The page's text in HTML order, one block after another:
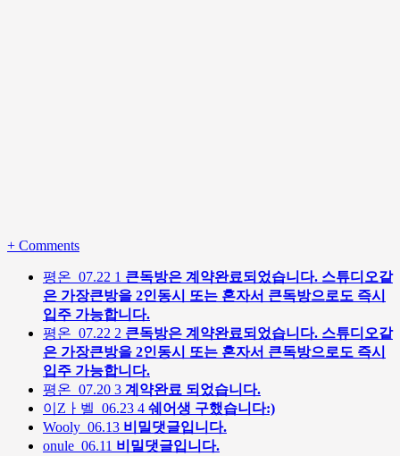
+ Comments
평온 07.22 1 큰독방은 계약완료되었습니다. 스튜디오같
은 가장큰방을 2인동시 또는 혼자서 큰독방으로도 즉시
입주 가능합니다.
평온 07.22 2 큰독방은 계약완료되었습니다. 스튜디오같
은 가장큰방을 2인동시 또는 혼자서 큰독방으로도 즉시
입주 가능합니다.
평온 07.20 3 계약완료 되었습니다.
이Zㅏ벨 06.23 4 쉐어생 구했습니다:)
Wooly 06.13 비밀댓글입니다.
onule 06.11 비밀댓글입니다.